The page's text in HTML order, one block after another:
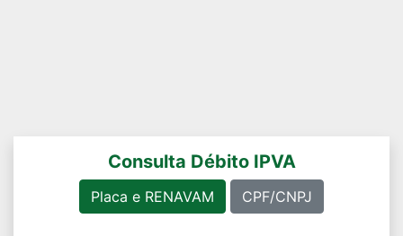
Consulta Débito IPVA
Placa e RENAVAM CPF/CNPJ